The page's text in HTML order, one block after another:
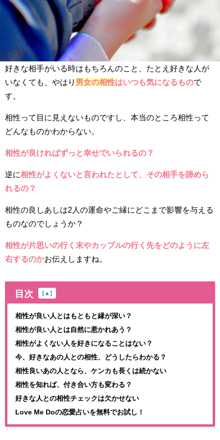
好きな相手がいる時はもちろんのこと、たとえ好きな人が
いなくても、やはり 男女の相性はいつも気になるもので
す。
相性って目に見えないものですし、本当のところ相性って
どんなものかわからない。
相性が良ければずっと幸せでいられるの？
逆に相性がよくないと言われたとして、その相手を諦めら
れるの？
相性の良しあしは2人の運命やご縁にどこまで影響を与える
ものなのでしょうか？
相性が片思いの行く末やカップルの行く先をどのように左
右するのかお伝えしますね。
目次 [ ▲ ]
相性が良い人とはもともと縁が深い？
相性が良い人とは自然に惹かれあう？
相性がよくない人を好きになることはない？
今、好きなあの人との相性、どうしたらわかる？
相性良いあの人となら、ケンカも長くは続かない
相性を知れば、付き合い方も変わる？
好きな人との相性チェックは欠かせない
Love Me Doの恋愛占いを無料でお試し！